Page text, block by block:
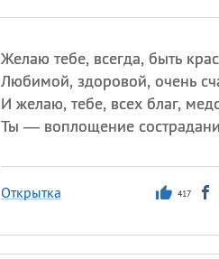
Желаю тебе, всегда, быть
Любимой, здоровой, очень
И желаю, тебе, всех благ,
Ты — воплощение
Открытка 417